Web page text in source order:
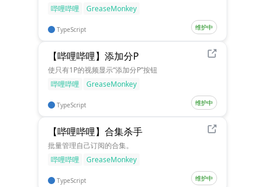
维护中
哔哩哔哩
GreaseMonkey
TypeScript
维护中
【哔哩哔哩】添加分P
使只有1P的视频显示“添加分P”按钮
哔哩哔哩
GreaseMonkey
TypeScript
维护中
【哔哩哔哩】合集杀手
批量管理自己订阅的合集。
哔哩哔哩
GreaseMonkey
TypeScript